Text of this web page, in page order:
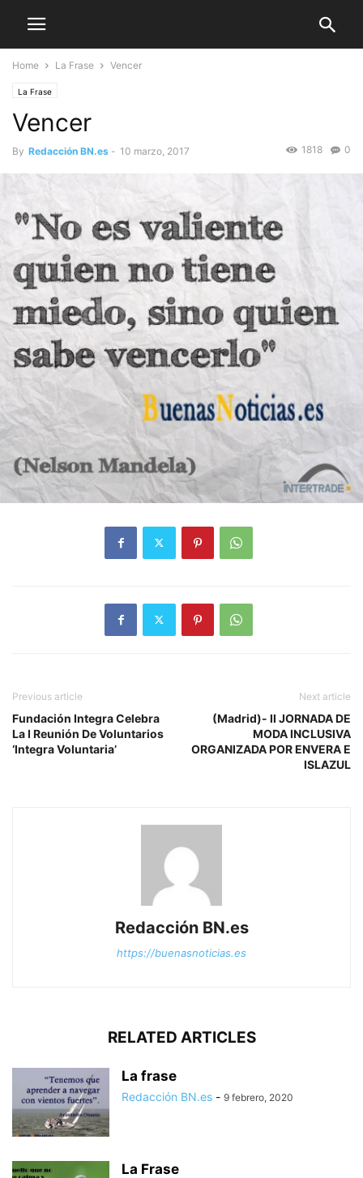
Home La Frase Vencer
La Frase
Vencer
By Redacción BN.es - 10 marzo, 2017 0
1818
Previous article
Fundación Integra Celebra
La I Reunión De Voluntarios
‘Integra Voluntaria’
Next article
(Madrid)- II JORNADA DE
MODA INCLUSIVA
ORGANIZADA POR ENVERA E
ISLAZUL
Redacción BN.es
https://buenasnoticias.es
RELATED ARTICLES
La frase
Redacción BN.es - 9 febrero, 2020
La Frase